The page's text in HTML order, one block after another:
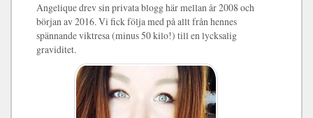
Angelique drev sin privata blogg här mellan år 2008 och
början av 2016. Vi fick följa med på allt från hennes
spännande viktresa (minus 50 kilo!) till en lycksalig
graviditet.